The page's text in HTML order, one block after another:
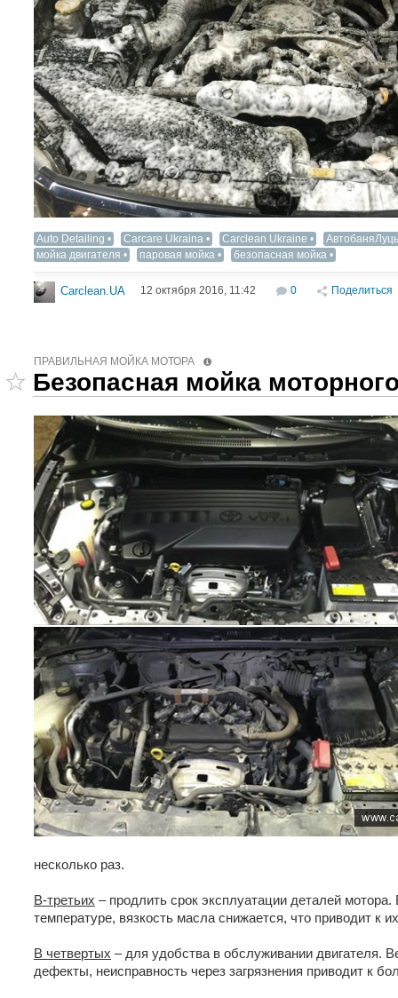
Auto Detailing‬ Carcare Ukraina Carclean Ukraine
мойка двигателя
паровая мойка безопасная мойка
Carclean.UA 12 октября 2016, 11:42 0 Поделиться
ПРАВИЛЬНАЯ МОЙКА МОТОРА
Безопасная мойка
несколько раз.
В-третьих – продлить срок эксплуатации деталей
температуре, вязкость масла снижается, что приводит к
В четвертых – для удобства в обслуживании двигателя.
дефекты, неисправность через загрязнения приводит к